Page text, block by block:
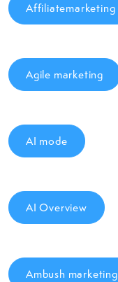
Affiliatemarketing
Agile marketing
AI mode
AI Overview
Ambush marketing